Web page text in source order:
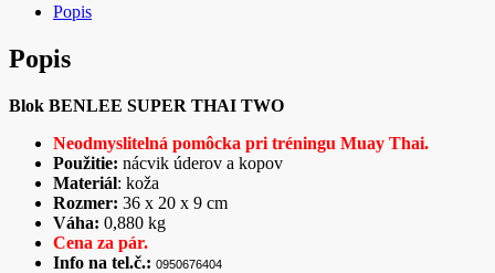
Popis
Popis
Blok BENLEE SUPER THAI TWO
Neodmyslitelná pomôcka pri tréningu Muay Thai.
Použitie: nácvik úderov a kopov
Materiál: koža
Rozmer: 36 x 20 x 9 cm
Váha: 0,880 kg
Cena za pár.
Info na tel.č.: 0950676404